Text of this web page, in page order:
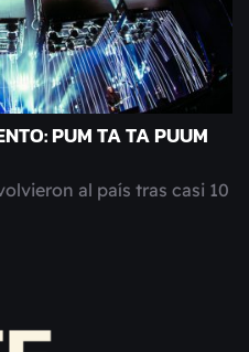
PUM TA TA PUUM
al país tras casi 10